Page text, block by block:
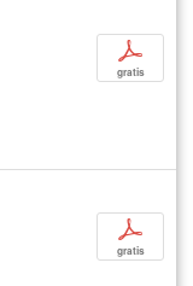
p
gratis
p
gratis